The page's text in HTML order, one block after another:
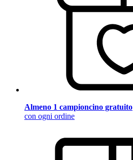
Almeno 1 campioncino gratuito
con ogni ordine